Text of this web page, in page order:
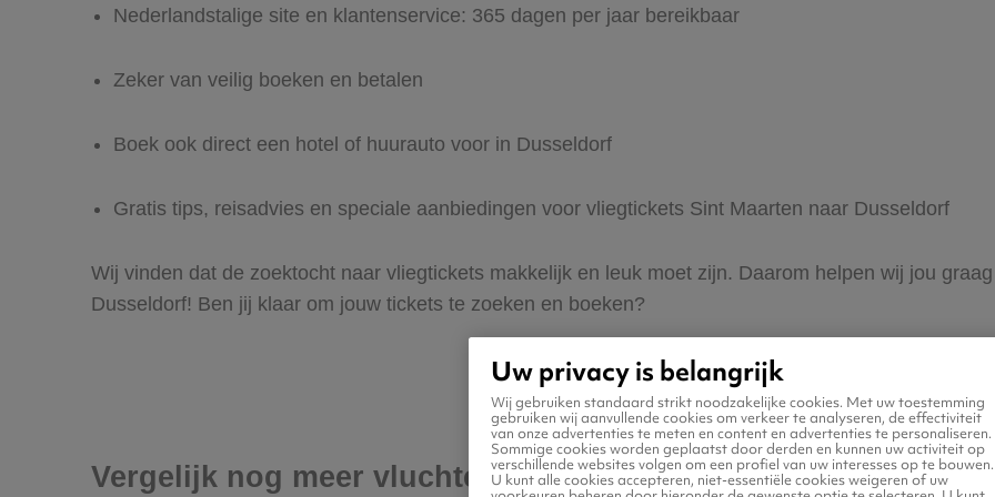
Nederlandstalige site en klantenservice: 365 dagen per jaar bereikbaar
Zeker van veilig boeken en betalen
Boek ook direct een hotel of huurauto voor in Dusseldorf
Gratis tips, reisadvies en speciale aanbiedingen voor vliegtickets Sint Maarten naar Dusseldorf
Wij vinden dat de zoektocht naar vliegtickets makkelijk en leuk moet zijn. Daarom helpen wij jou
Dusseldorf! Ben jij klaar om jouw tickets te zoeken en boeken?
Vergelijk nog meer vluchten naar Dusseldorf
Uw privacy is belangrijk
Wij gebruiken standaard strikt noodzakelijke cookies. Met uw toestemming
gebruiken wij aanvullende cookies om verkeer te analyseren, de effectiviteit
van onze advertenties te meten en content en advertenties te personaliseren.
Sommige cookies worden geplaatst door derden en kunnen uw activiteit op
verschillende websites volgen om een profiel van uw interesses op te bouwen.
U kunt alle cookies accepteren, niet-essentiële cookies weigeren of uw